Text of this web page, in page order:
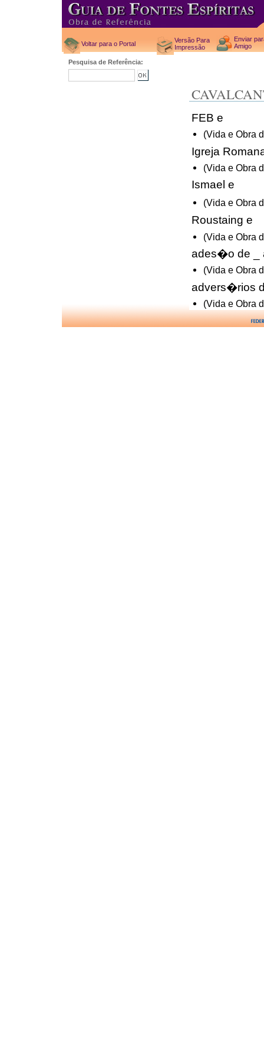
Voltar para o Portal
Versão Para
Impressão
Enviar
Amigo
Pesquisa de Referência:
FEB e
(Vida e Obra
Igreja
(Vida e Obra
Ismael e
(Vida e Obra
Roustaing e
(Vida e Obra
ades�o de _
(Vida e Obra
advers�rios
(Vida e Obra
amor paternal